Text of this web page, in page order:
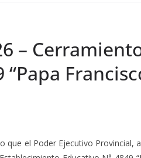
–
que el Poder Ejecutivo